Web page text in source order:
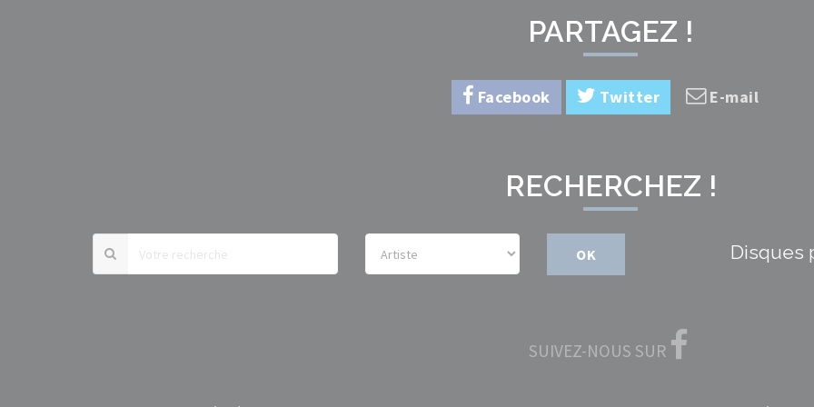
PARTAGEZ !
Facebook Twitter E-mail
RECHERCHEZ !
OK Disques
SUIVEZ-NOUS SUR